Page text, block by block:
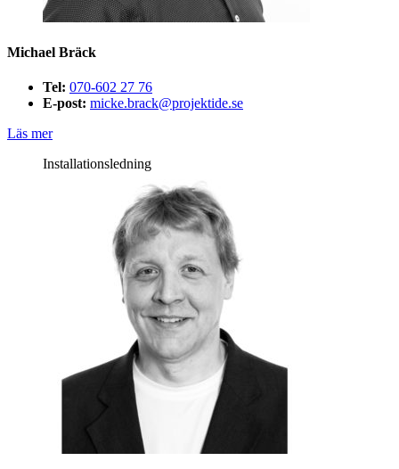
Michael Bräck
Tel: 070-602 27 76
E-post: micke.brack@projektide.se
Läs mer
Installationsledning